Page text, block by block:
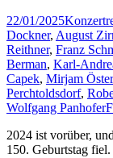
22/01/2025
Dockner, August
Reithner, Franz
Berman, Karl-
Capek, Mirjam
Perchtoldsdorf,
Wolfgang Panhofer
2024 ist vorüber,
150. Geburtstag